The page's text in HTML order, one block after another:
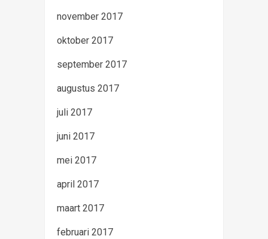
november 2017
oktober 2017
september 2017
augustus 2017
juli 2017
juni 2017
mei 2017
april 2017
maart 2017
februari 2017